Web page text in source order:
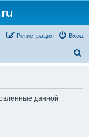
Вход
Регистрация
данной